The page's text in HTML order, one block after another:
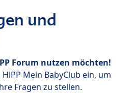
und
Forum nutzen möchten!
Mein BabyClub ein, um
Fragen zu stellen.